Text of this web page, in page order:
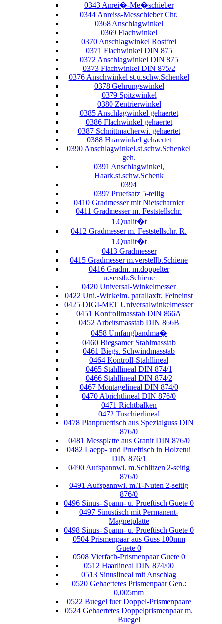
0343 Anrei�-Me�schieber
0344 Anreiss-Messchieber Chr.
0368 Anschlagwinkel
0369 Flachwinkel
0370 Anschlagwinkel Rostfrei
0371 Flachwinkel DIN 875
0372 Anschlagwinkel DIN 875
0373 Flachwinkel DIN 875/2
0376 Anschwinkel st.u.schw.Schenkel
0378 Gehrungswinkel
0379 Spitzwinkel
0380 Zentrierwinkel
0385 Anschlagwinkel gehaertet
0386 Flachwinkel gehaertet
0387 Schnittmacherwi. gehaertet
0388 Haarwinkel gehaertet
0390 Anschlagwinkel.st.schw.Schenkel
geh.
0391 Anschlagwinkel,
Haark.st.schw.Schenk
0394
0397 Pruefsatz 5-teilig
0410 Gradmesser mit Nietscharnier
0411 Gradmesser m. Feststellschr.
1.Qualit�t
0412 Gradmesser m. Feststellschr. R.
1.Qualit�t
0413 Gradmesser
0415 Gradmesser m.verstellb.Schiene
0416 Gradm. m.doppelter
u.verstb.Schiene
0420 Universal-Winkelmesser
0422 Uni.-Winkelm. parallaxfr. Feineinst
0425 DIGI-MET Universalwinkelmesser
0451 Kontrollmasstab DIN 866A
0452 Arbeitsmasstab DIN 866B
0458 Umfangbandma�
0460 Biegsamer Stahlmasstab
0461 Biegs. Schwindmasstab
0464 Kontroll-Stahllineal
0465 Stahllineal DIN 874/1
0466 Stahllineal DIN 874/2
0467 Montagelineal DIN 874/0
0470 Abrichtlineal DIN 876/0
0471 Richtbalken
0472 Tuschierlineal
0478 Planprueftisch aus Spezialguss DIN
876/0
0481 Messplatte aus Granit DIN 876/0
0482 Laepp- und Prueftisch in Holzetui
DIN 876/1
0490 Aufspannwi. m.Schlitzen 2-seitig
876/0
0491 Aufspannwi. m.T-Nuten 2-seitig
876/0
0496 Sinus- Spann- u. Prueftisch Guete 0
0497 Sinustisch mit Permanent-
Magnetplatte
0498 Sinus- Spann- u. Prueftisch Guete 0
0504 Prismenpaar aus Guss 100mm
Guete 0
0508 Vierfach-Prismenpaar Guete 0
0512 Haarlineal DIN 874/00
0513 Sinuslineal mit Anschlag
0520 Gehaertetes Prismenpaar Gen.:
0,005mm
0522 Buegel fuer Doppel-Prismenpaare
0524 Gehaertetes Doppelprismenpaar m.
Buegel